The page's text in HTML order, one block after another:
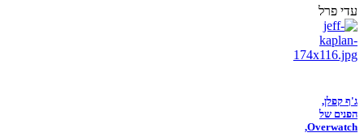
עדי פרל
ג'ף קפלן,
הפנים של
Overwatch,